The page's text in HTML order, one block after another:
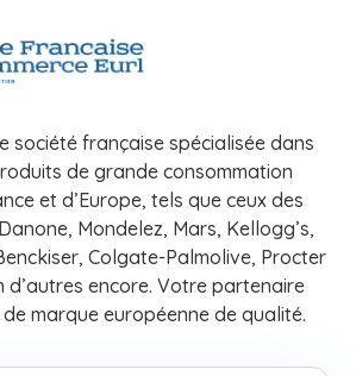
société française spécialisée dans
de grande consommation
et d’Europe, tels que ceux des
Mondelez, Mars, Kellogg’s,
Colgate-Palmolive, Procter
d’autres encore. Votre partenaire
marque européenne de qualité.